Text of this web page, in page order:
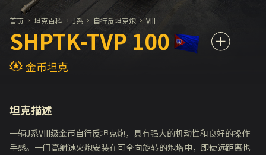
首页 坦克百科 J系 自行反坦克炮 VIII
SHPTK-TVP 100
金币坦克
坦克描述
一辆J系VIII级金币自行反坦克炮，具有强大的机动性和良好的操作
手感。一门高射速火炮安装在可全向旋转的炮塔中，即使远距离也